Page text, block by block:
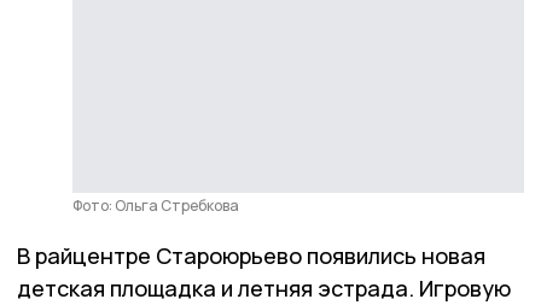
Фото: Ольга Стребкова
В райцентре Староюрьево появились новая
детская площадка и летняя эстрада. Игровую